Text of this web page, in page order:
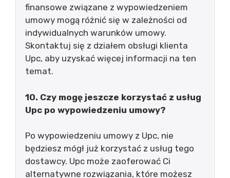
finansowe związane z wypowiedzeniem
umowy mogą różnić się w zależności od
indywidualnych warunków umowy.
Skontaktuj się z działem obsługi klienta
Upc, aby uzyskać więcej informacji na ten
temat.
10. Czy mogę jeszcze korzystać z usług
Upc po wypowiedzeniu umowy?
Po wypowiedzeniu umowy z Upc, nie
będziesz mógł już korzystać z usług tego
dostawcy. Upc może zaoferować Ci
alternatywne rozwiązania, które możesz